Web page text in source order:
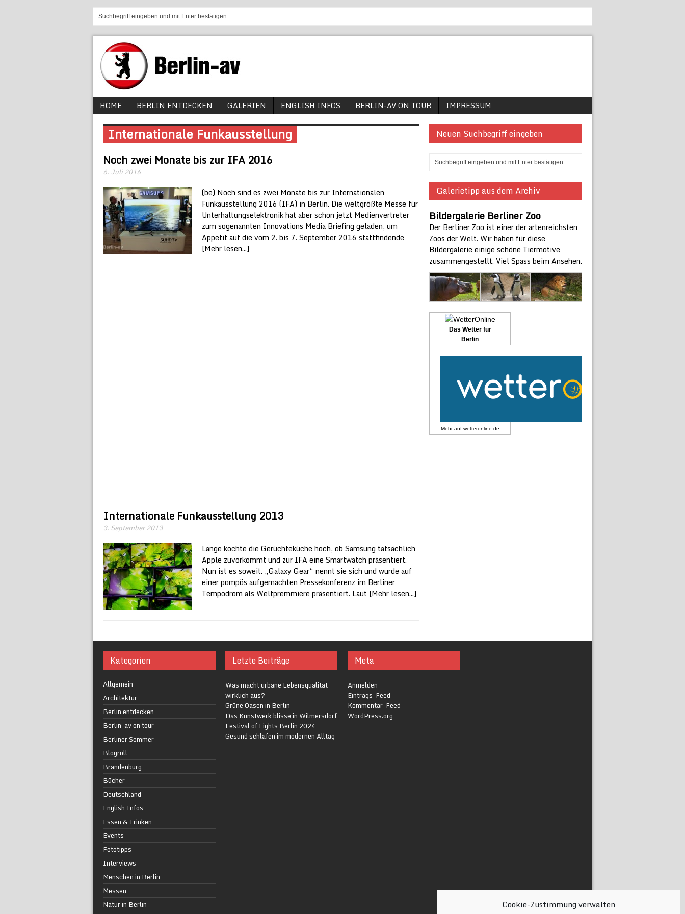
Cookie-Zustimmung verwalten
HOME BERLIN ENTDECKEN GALERIEN ENGLISH INFOS BERLIN-AV ON TOUR IMPRESSUM
Internationale Funkausstellung
Noch zwei Monate bis zur IFA 2016
6. Juli 2016
(be) Noch sind es zwei Monate bis zur Internationalen
Funkausstellung 2016 (IFA) in Berlin. Die weltgrößte Messe für
Unterhaltungselektronik hat aber schon jetzt Medienvertreter
zum sogenannten Innovations Media Briefing geladen, um
Appetit auf die vom 2. bis 7. September 2016 stattfindende
[Mehr lesen...]
Internationale Funkausstellung 2013
3. September 2013
Lange kochte die Gerüchteküche hoch, ob Samsung tatsächlich
Apple zuvorkommt und zur IFA eine Smartwatch präsentiert.
Nun ist es soweit. „Galaxy Gear“ nennt sie sich und wurde auf
einer pompös aufgemachten Pressekonferenz im Berliner
Tempodrom als Weltpremmiere präsentiert. Laut [Mehr lesen...]
Neuen Suchbegriff eingeben
Galerietipp aus dem Archiv
Bildergalerie Berliner Zoo
Der Berliner Zoo ist einer der artenreichsten
Zoos der Welt. Wir haben für diese
Bildergalerie einige schöne Tiermotive
zusammengestellt. Viel Spass beim Ansehen.
Das Wetter für
Berlin
Mehr auf wetteronline.de
Kategorien
Allgemein
Architektur
Berlin entdecken
Berlin-av on tour
Berliner Sommer
Blogroll
Brandenburg
Bücher
Deutschland
English Infos
Essen & Trinken
Events
Fototipps
Interviews
Menschen in Berlin
Messen
Natur in Berlin
Letzte Beiträge
Was macht urbane Lebensqualität
wirklich aus?
Grüne Oasen in Berlin
Das Kunstwerk blisse in Wilmersdorf
Festival of Lights Berlin 2024
Gesund schlafen im modernen Alltag
Meta
Anmelden
Eintrags-Feed
Kommentar-Feed
WordPress.org